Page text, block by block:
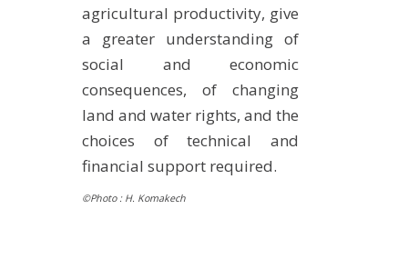
agricultural productivity, give
a greater understanding of
social and economic
consequences, of changing
land and water rights, and the
choices of technical and
financial support required.
©Photo :H. Komakech